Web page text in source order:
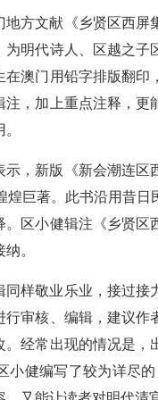
地方文献《乡贤区西
明代诗人、区越之
在澳门用铅字排版翻
，加上重点注释，
示，新版《新会潮连
煌巨著。此书沿用昔
区小健辑注《乡贤
。
同样敬业乐业，接过
审核、编辑，建议
经常出现的情况是
小健编写了较为详尽